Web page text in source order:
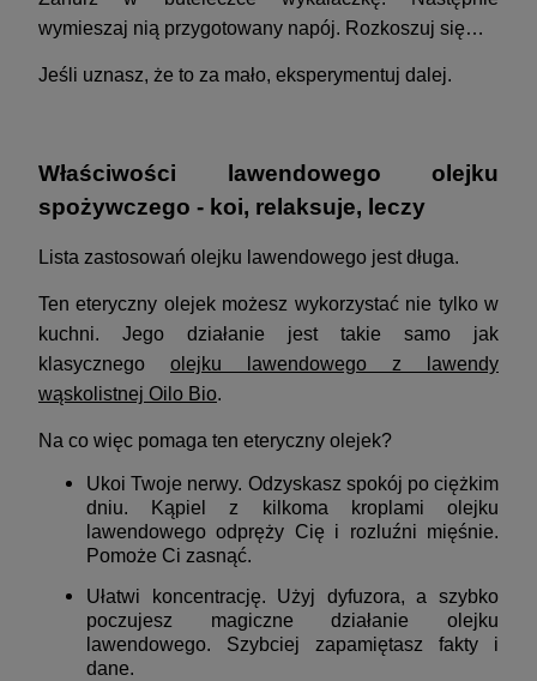
wymieszaj nią przygotowany napój. Rozkoszuj się…
Jeśli uznasz, że to za mało, eksperymentuj dalej.
Właściwości lawendowego olejku
spożywczego - koi, relaksuje, leczy
Lista zastosowań olejku lawendowego jest długa.
Ten eteryczny olejek możesz wykorzystać nie tylko w
kuchni. Jego działanie jest takie samo jak
klasycznego olejku lawendowego z lawendy
wąskolistnej Oilo Bio.
Na co więc pomaga ten eteryczny olejek?
Ukoi Twoje nerwy. Odzyskasz spokój po ciężkim
dniu. Kąpiel z kilkoma kroplami olejku
lawendowego odpręży Cię i rozluźni mięśnie.
Pomoże Ci zasnąć.
Ułatwi koncentrację. Użyj dyfuzora, a szybko
poczujesz magiczne działanie olejku
lawendowego. Szybciej zapamiętasz fakty i
dane.